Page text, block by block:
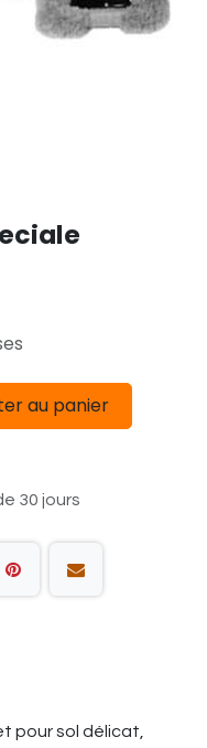
au panier
30 jours
pour sol délicat,